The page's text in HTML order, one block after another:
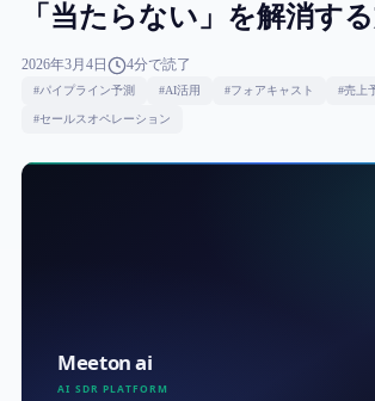
「当たらない」を解消す
2026年3月4日 4分で読了
#パイプライン予測 #AI活用 #フォアキャスト #売上
#セールスオペレーション